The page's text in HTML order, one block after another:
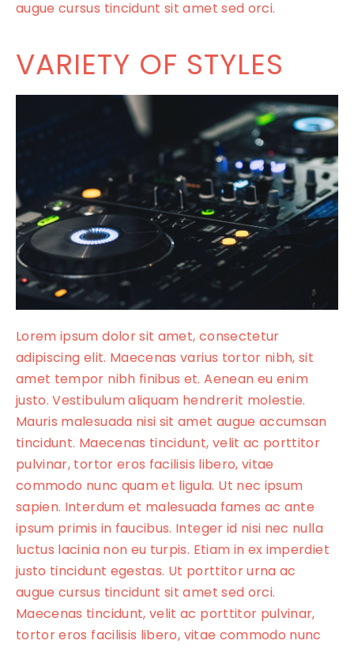
augue cursus tincidunt sit amet sed orci.
VARIETY OF STYLES
Lorem ipsum dolor sit amet, consectetur
adipiscing elit. Maecenas varius tortor nibh, sit
amet tempor nibh finibus et. Aenean eu enim
justo. Vestibulum aliquam hendrerit molestie.
Mauris malesuada nisi sit amet augue accumsan
tincidunt. Maecenas tincidunt, velit ac porttitor
pulvinar, tortor eros facilisis libero, vitae
commodo nunc quam et ligula. Ut nec ipsum
sapien. Interdum et malesuada fames ac ante
ipsum primis in faucibus. Integer id nisi nec nulla
luctus lacinia non eu turpis. Etiam in ex imperdiet
justo tincidunt egestas. Ut porttitor urna ac
augue cursus tincidunt sit amet sed orci.
Maecenas tincidunt, velit ac porttitor pulvinar,
tortor eros facilisis libero, vitae commodo nunc